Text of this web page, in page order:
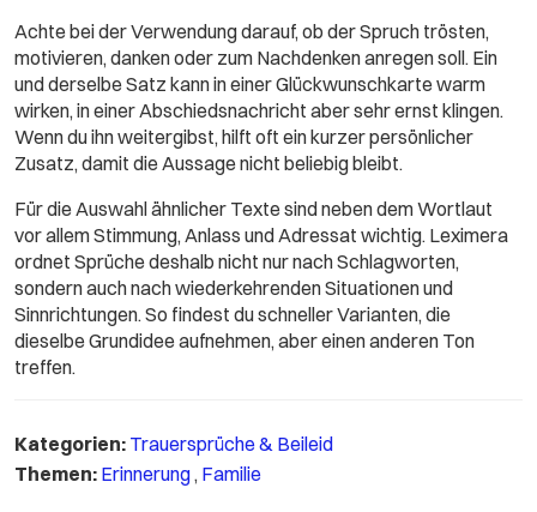
Achte bei der Verwendung darauf, ob der Spruch trösten,
motivieren, danken oder zum Nachdenken anregen soll. Ein
und derselbe Satz kann in einer Glückwunschkarte warm
wirken, in einer Abschiedsnachricht aber sehr ernst klingen.
Wenn du ihn weitergibst, hilft oft ein kurzer persönlicher
Zusatz, damit die Aussage nicht beliebig bleibt.
Für die Auswahl ähnlicher Texte sind neben dem Wortlaut
vor allem Stimmung, Anlass und Adressat wichtig. Leximera
ordnet Sprüche deshalb nicht nur nach Schlagworten,
sondern auch nach wiederkehrenden Situationen und
Sinnrichtungen. So findest du schneller Varianten, die
dieselbe Grundidee aufnehmen, aber einen anderen Ton
treffen.
Kategorien: Trauersprüche & Beileid
Themen: Erinnerung, Familie